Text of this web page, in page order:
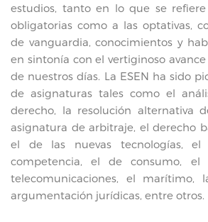
estudios, tanto en lo que se
obligatorias como a las optativas,
de vanguardia, conocimientos y
en sintonía con el vertiginoso
de nuestros días. La ESEN ha sido
de asignaturas tales como el
derecho, la resolución alternativa
asignatura de arbitraje, el derecho
el de las nuevas tecnologías,
competencia, el de consumo, el
telecomunicaciones, el marítimo,
argumentación jurídicas, entre otros.